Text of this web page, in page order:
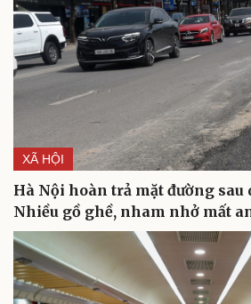
Du lịch
Tư vấn
Săn Tour
check-in
Câu
Đọc
Cửa
Kể
Hạt
XÃ HỘI
Hà Nội hoàn trả mặt đường sau
Nhiều gồ ghề, nham nhở mất